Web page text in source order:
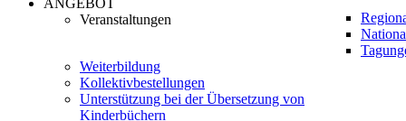
ANGEBOT
Veranstaltungen
Weiterbildung
Kollektivbestellungen
Unterstützung bei der Übersetzung von
Kinderbüchern